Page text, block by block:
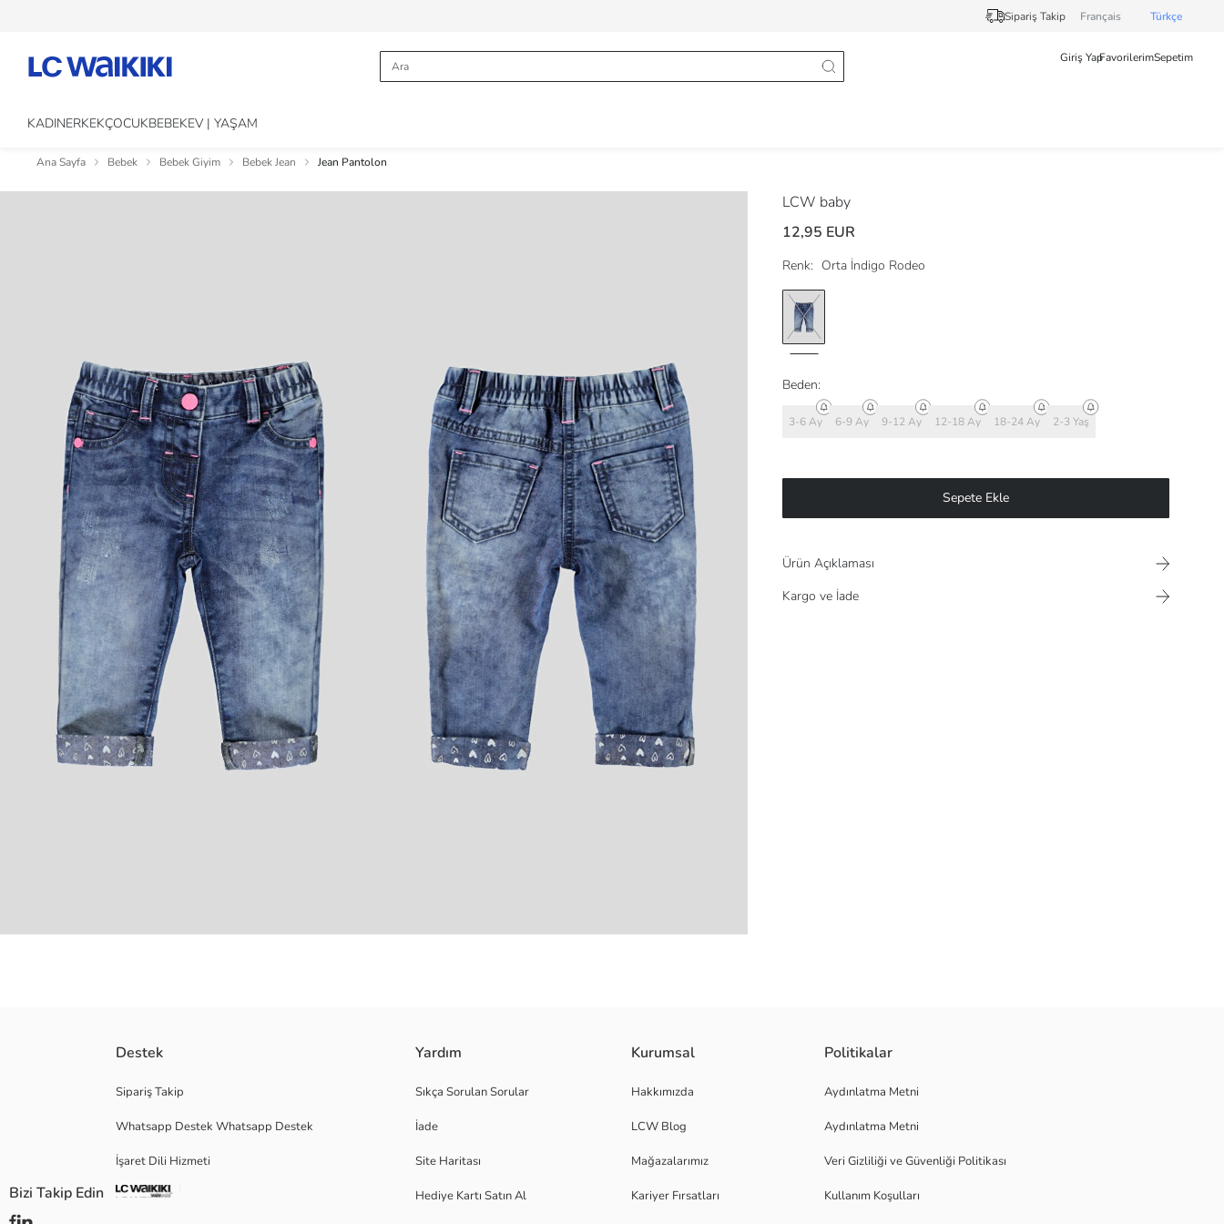
Sipariş Takip Français Türkçe
Giriş YapFavorilerimSepetim
KADINERKEKÇOCUKBEBEKEV | YAŞAM
Ana Sayfa Bebek Bebek Giyim Bebek Jean Jean Pantolon
LCW baby
12,95 EUR
Renk: Orta İndigo Rodeo
Beden:
3-6 Ay 6-9 Ay 9-12 Ay 12-18 Ay 18-24 Ay 2-3 Yaş
Sepete Ekle
Ürün Açıklaması
Kargo ve İade
Destek
Sipariş Takip
Whatsapp Destek Whatsapp Destek
İşaret Dili Hizmeti
Yardım
Sıkça Sorulan Sorular
İade
Site Haritası
Hediye Kartı Satın Al
Kurumsal
Hakkımızda
LCW Blog
Mağazalarımız
Kariyer Fırsatları
Politikalar
Aydınlatma Metni
Aydınlatma Metni
Veri Gizliliği ve Güvenliği Politikası
Kullanım Koşulları
Bizi Takip Edin